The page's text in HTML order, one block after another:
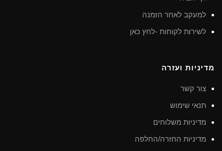
למעקב לאחר הזמנה
לשירות לקוחות -לחץ כאן
מדיניות ועזרה
צור קשר
תנאי שימוש
מדיניות משלוחים
מדיניות החזרה/החלפה